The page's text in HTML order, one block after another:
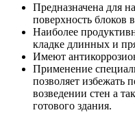
Предназначена для
поверхность блоков
Наиболее
кладке длинных и
Имеют
Применение
позволяет избежать
возведении стен а
готового здания.